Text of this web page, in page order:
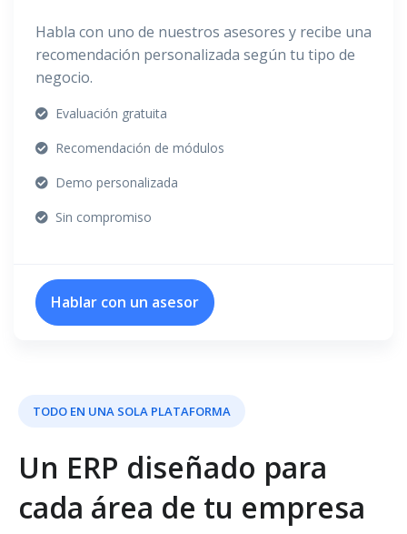
Habla con uno de nuestros asesores y recibe una
recomendación personalizada según tu tipo de
negocio.
Evaluación gratuita
Recomendación de módulos
Demo personalizada
Sin compromiso
Hablar con un asesor
TODO EN UNA SOLA PLATAFORMA
Un ERP diseñado para
cada área de tu empresa